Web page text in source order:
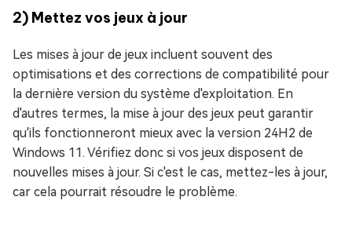
2) Mettez vos jeux à jour
Les mises à jour de jeux incluent souvent des
optimisations et des corrections de compatibilité pour
la dernière version du système d'exploitation. En
d'autres termes, la mise à jour des jeux peut garantir
qu'ils fonctionneront mieux avec la version 24H2 de
Windows 11. Vérifiez donc si vos jeux disposent de
nouvelles mises à jour. Si c'est le cas, mettez-les à jour,
car cela pourrait résoudre le problème.